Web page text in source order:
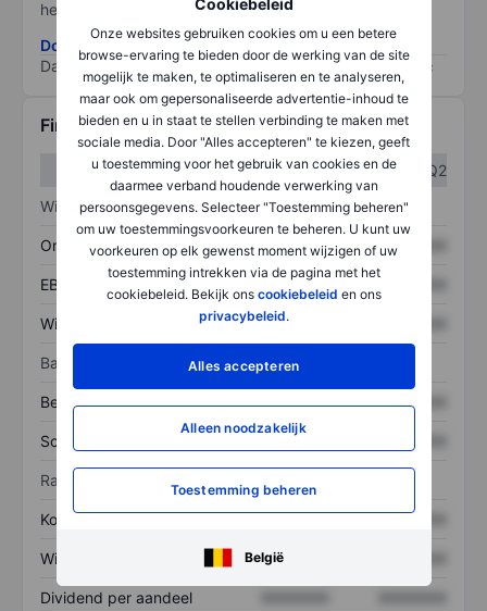
Onze websites gebruiken cookies om u een betere
browse-ervaring te bieden door de werking van de site
mogelijk te maken, te optimaliseren en te analyseren,
maar ook om gepersonaliseerde advertentie-inhoud te
bieden en u in staat te stellen verbinding te maken met
sociale media. Door "Alles accepteren" te kiezen, geeft
u toestemming voor het gebruik van cookies en de
daarmee verband houdende verwerking van
persoonsgegevens. Selecteer "Toestemming beheren"
om uw toestemmingsvoorkeuren te beheren. U kunt uw
voorkeuren op elk gewenst moment wijzigen of uw
toestemming intrekken via de pagina met het
cookiebeleid. Bekijk ons cookiebeleid en ons
privacybeleid.
Alles accepteren
Alleen noodzakelijk
Toestemming beheren
België
het grootste risico).
Download de ESG-risicomethodologie
Data provided by
/
Financiële gegevens
Q1
Q2
Winst/verlies
Omzet XXXXXXX XXXXXXX
EBITDA XXXXXXX
Winst XXXXXXX
Balans
Bezittingen XXXXXXX XXXXXXX
Schulden XXXXXXX
Ratio's
Koers/omzetratio XXXXXXX XXXXXXX
Winst per aandeel XXXXXXX
Dividend per aandeel